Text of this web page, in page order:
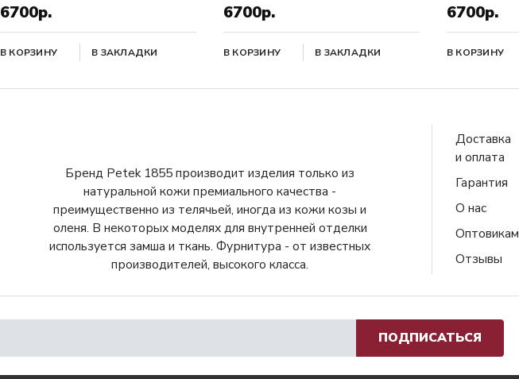
6700р.
В КОРЗИНУ В ЗАКЛАДКИ
6700р.
В КОРЗИНУ В ЗАКЛАДКИ
6700р.
В КОРЗИНУ
Бренд Petek 1855 производит изделия только из
натуральной кожи премиального качества -
преимущественно из телячьей, иногда из кожи козы и
оленя. В некоторых моделях для внутренней отделки
используется замша и ткань. Фурнитура - от известных
производителей, высокого класса.
Доставка
и оплата
Гарантия
О нас
Оптовикам
Отзывы
ПОДПИСАТЬСЯ